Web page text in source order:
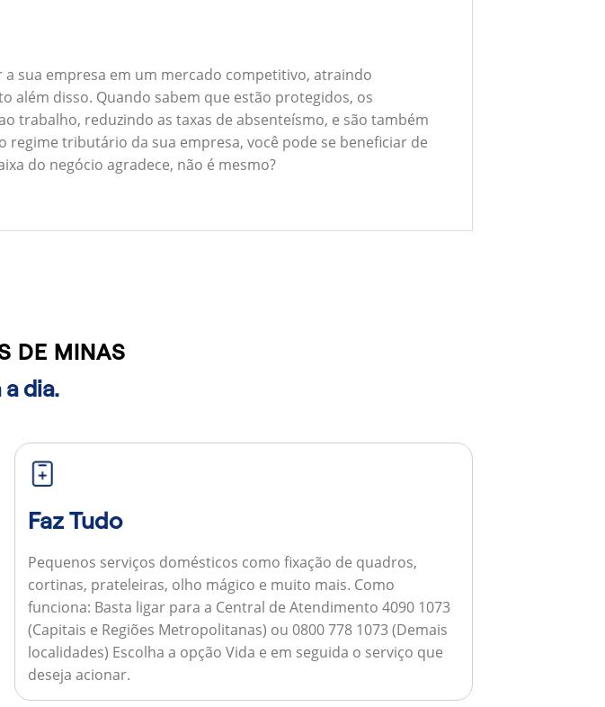
sua empresa em um mercado competitivo, atraindo
além disso. Quando sabem que estão protegidos, os
trabalho, reduzindo as taxas de absenteísmo, e são também
tributário da sua empresa, você pode se beneficiar de
do negócio agradece, não é mesmo?
DE MINAS
dia.
Faz Tudo
Pequenos serviços domésticos como fixação de quadros,
cortinas, prateleiras, olho mágico e muito mais. Como
funciona: Basta ligar para a Central de Atendimento 4090 1073
(Capitais e Regiões Metropolitanas) ou 0800 778 1073 (Demais
localidades) Escolha a opção Vida e em seguida o serviço que
deseja acionar.